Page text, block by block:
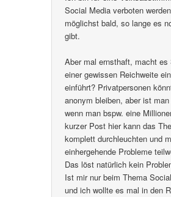
Social Media verboten
möglichst bald, so lange es
gibt.
Aber mal ernsthaft, macht
einer gewissen Reichweite
einführt? Privatpersonen
anonym bleiben, aber ist
wenn man bspw. eine
kurzer Post hier kann das
komplett durchleuchten und
einhergehende Probleme
Das löst natürlich kein
Ist mir nur beim Thema
und ich wollte es mal in den